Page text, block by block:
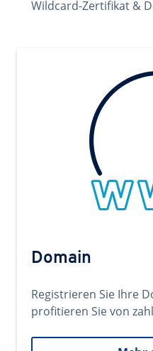
Wildcard-Zertifikat &
Domain
Registrieren Sie Ihre
profitieren Sie von